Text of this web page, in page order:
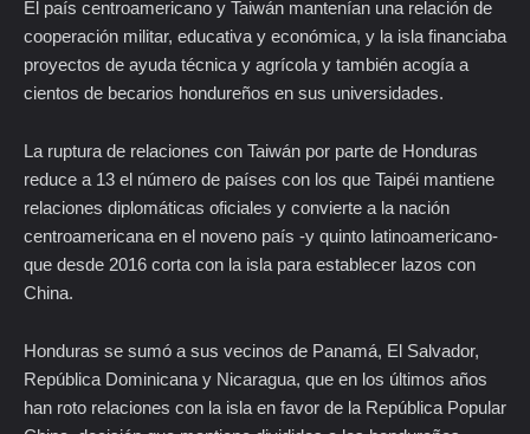
El país centroamericano y Taiwán mantenían una relación de
cooperación militar, educativa y económica, y la isla financiaba
proyectos de ayuda técnica y agrícola y también acogía a
cientos de becarios hondureños en sus universidades.
La ruptura de relaciones con Taiwán por parte de Honduras
reduce a 13 el número de países con los que Taipéi mantiene
relaciones diplomáticas oficiales y convierte a la nación
centroamericana en el noveno país -y quinto latinoamericano-
que desde 2016 corta con la isla para establecer lazos con
China.
Honduras se sumó a sus vecinos de Panamá, El Salvador,
República Dominicana y Nicaragua, que en los últimos años
han roto relaciones con la isla en favor de la República Popular